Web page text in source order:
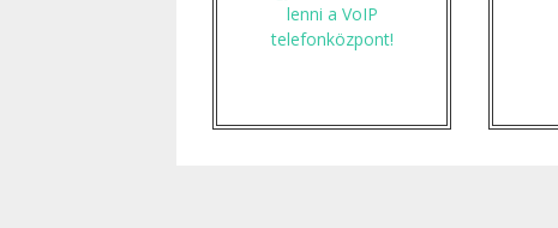
lenni a VoIP
telefonközpont!